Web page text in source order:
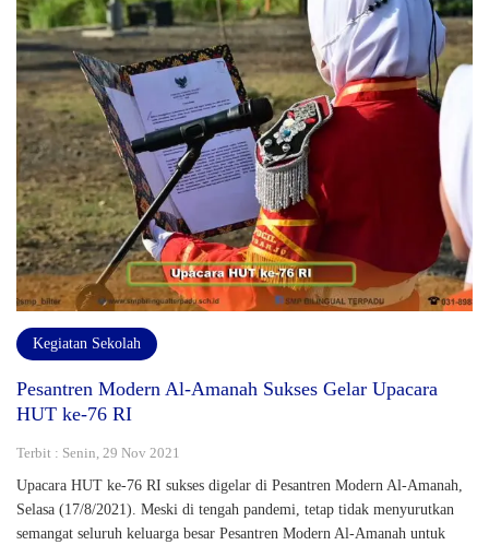
Kegiatan Sekolah
Pesantren Modern Al-Amanah Sukses Gelar Upacara
HUT ke-76 RI
Terbit : Senin, 29 Nov 2021
Upacara HUT ke-76 RI sukses digelar di Pesantren Modern Al-Amanah,
Selasa (17/8/2021). Meski di tengah pandemi, tetap tidak menyurutkan
semangat seluruh keluarga besar Pesantren Modern Al-Amanah untuk